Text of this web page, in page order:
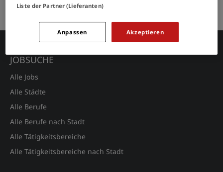
Keine Suchergebnisse gefunden.
JOBSUCHE
Alle Jobs
Alle Städte
Alle Berufe
Alle Berufe nach Stadt
Alle Tätigkeitsbereiche
Alle Tätigkeitsbereiche nach Stadt
Liste der Partner (Lieferanten)
Akzeptieren
Anpassen